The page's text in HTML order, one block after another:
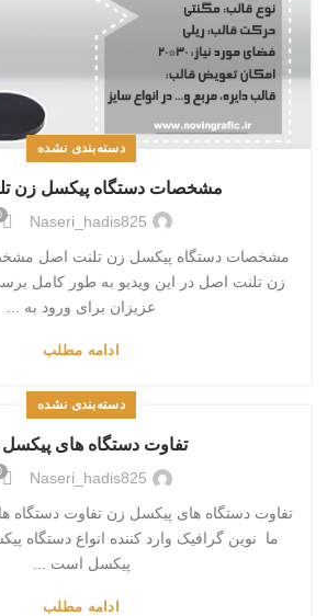
دسته‌بندی نشده
مشخصات دستگاه پیکسل زن
Naseri_hadis825
مشخصات دستگاه پیکسل زن تلنت اصل
زن تلنت اصل در این ویدیو به طور کامل
عزیزان برای ورود به ...
ادامه مطلب
دسته‌بندی نشده
تفاوت دستگاه های
Naseri_hadis825
تفاوت دستگاه های پیکسل زن تفاوت دستگاه
ما نوین گرافیک وارد کننده انواع دستگاه
پیکسل است ...
ادامه مطلب